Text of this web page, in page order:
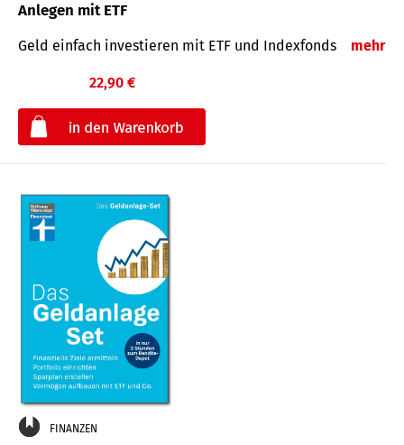
Anlegen mit ETF
Geld einfach investieren mit ETF und Indexfonds mehr
22,90 €
FINANZEN